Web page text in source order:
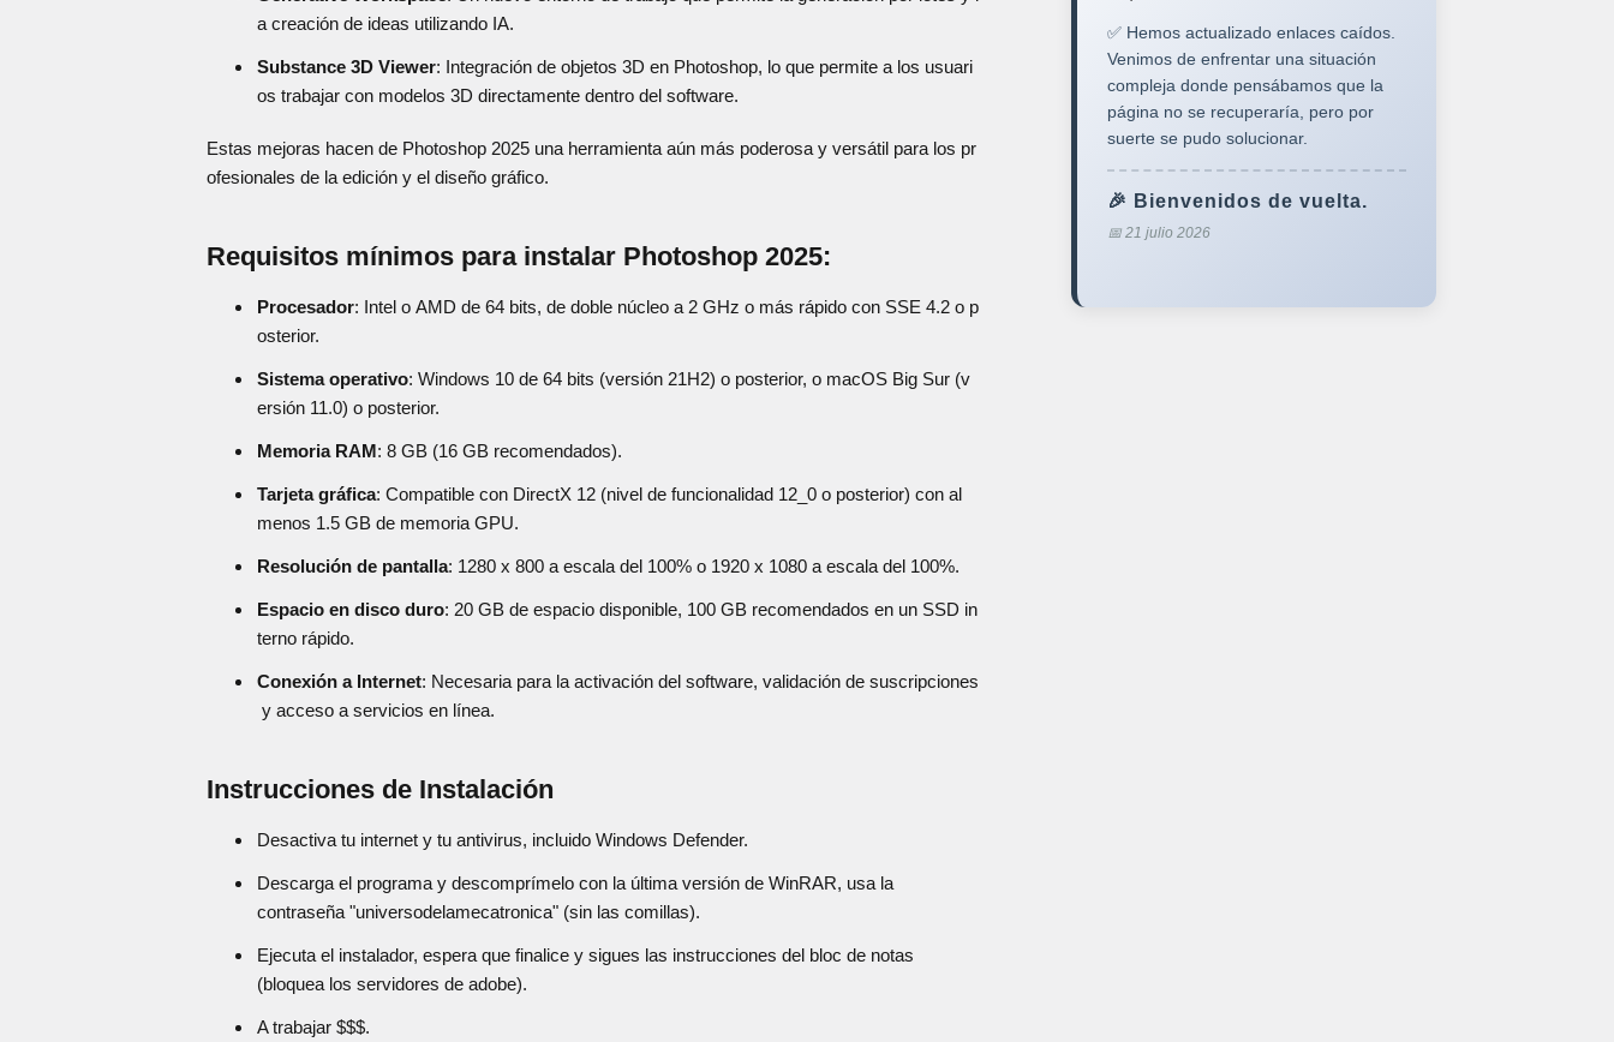
a creación de ideas utilizando IA.
Substance 3D Viewer: Integración de objetos 3D en Photoshop, lo que permite a los usuari
os trabajar con modelos 3D directamente dentro del software.
Estas mejoras hacen de Photoshop 2025 una herramienta aún más poderosa y versátil para los pr
ofesionales de la edición y el diseño gráfico.
Requisitos mínimos para instalar Photoshop 2025:
Procesador: Intel o AMD de 64 bits, de doble núcleo a 2 GHz o más rápido con SSE 4.2 o p
osterior.
Sistema operativo: Windows 10 de 64 bits (versión 21H2) o posterior, o macOS Big Sur (v
ersión 11.0) o posterior.
Memoria RAM: 8 GB (16 GB recomendados).
Tarjeta gráfica: Compatible con DirectX 12 (nivel de funcionalidad 12_0 o posterior) con al
menos 1.5 GB de memoria GPU.
Resolución de pantalla: 1280 x 800 a escala del 100% o 1920 x 1080 a escala del 100%.
Espacio en disco duro: 20 GB de espacio disponible, 100 GB recomendados en un SSD in
terno rápido.
Conexión a Internet: Necesaria para la activación del software, validación de suscripciones
y acceso a servicios en línea.
Instrucciones de Instalación
Desactiva tu internet y tu antivirus, incluido Windows Defender.
Descarga el programa y descomprímelo con la última versión de WinRAR, usa la
contraseña "universodelamecatronica" (sin las comillas).
Ejecuta el instalador, espera que finalice y sigues las instrucciones del bloc de notas
(bloquea los servidores de adobe).
A trabajar $$$.
✅ Hemos actualizado enlaces caídos.
Venimos de enfrentar una situación
compleja donde pensábamos que la
página no se recuperaría, pero por
suerte se pudo solucionar.
🎉 Bienvenidos de vuelta.
📅 21 julio 2026